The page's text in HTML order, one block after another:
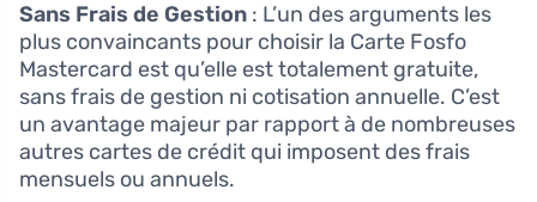
Sans Frais de Gestion : L’un des arguments les
plus convaincants pour choisir la Carte Fosfo
Mastercard est qu’elle est totalement gratuite,
sans frais de gestion ni cotisation annuelle. C’est
un avantage majeur par rapport à de nombreuses
autres cartes de crédit qui imposent des frais
mensuels ou annuels.